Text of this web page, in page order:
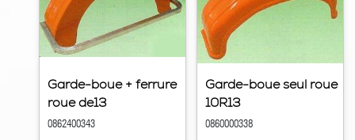
Garde-boue + ferrure
roue de13
0862400343
Garde-boue seul roue
10R13
0860000338